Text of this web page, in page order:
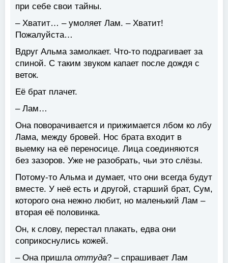
при себе свои тайны.
– Хватит… – умоляет Лам. – Хватит!
Пожалуйста…
Вдруг Альма замолкает. Что-то подрагивает за
спиной. С таким звуком капает после дождя с
веток.
Её брат плачет.
– Лам…
Она поворачивается и прижимается лбом ко лбу
Лама, между бровей. Нос брата входит в
выемку на её переносице. Лица соединяются
без зазоров. Уже не разобрать, чьи это слёзы.
Потому-то Альма и думает, что они всегда будут
вместе. У неё есть и другой, старший брат, Сум,
которого она нежно любит, но маленький Лам –
вторая её половинка.
Он, к слову, перестал плакать, едва они
соприкоснулись кожей.
– Она пришла оттуда? – спрашивает Лам